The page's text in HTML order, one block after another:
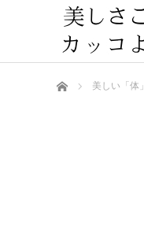
ホーム 美しい「体」